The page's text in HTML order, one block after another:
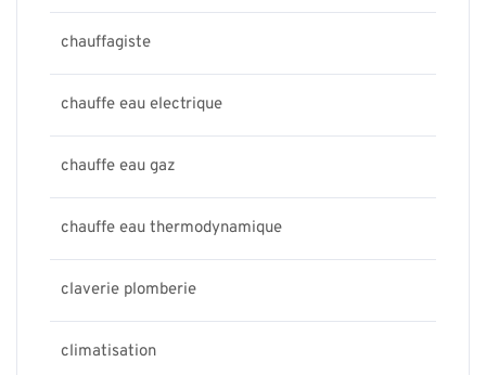
chauffagiste
chauffe eau electrique
chauffe eau gaz
chauffe eau thermodynamique
claverie plomberie
climatisation